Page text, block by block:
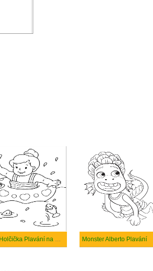
Malá Holčička Plavání na Pláži s Rybami Monster Alberto Plavání